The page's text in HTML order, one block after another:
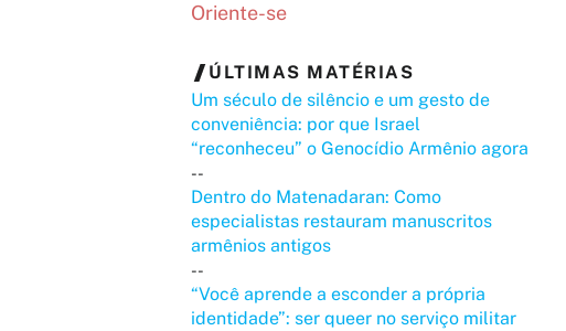
Oriente-se
ÚLTIMAS MATÉRIAS
Um século de silêncio e um gesto de
conveniência: por que Israel
“reconheceu” o Genocídio Armênio agora
--
Dentro do Matenadaran: Como
especialistas restauram manuscritos
armênios antigos
--
“Você aprende a esconder a própria
identidade”: ser queer no serviço militar